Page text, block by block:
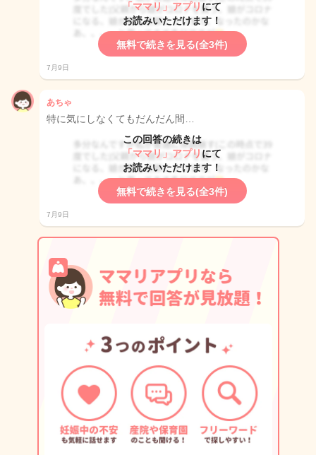
「ママリ」アプリ にて
お読みいただけます！
無料で続きを見る(全3件)
7月9日
あちゃ
特に気にしなくてもだんだん間…
この回答の続きは
「ママリ」アプリ にて
お読みいただけます！
無料で続きを見る(全3件)
7月9日